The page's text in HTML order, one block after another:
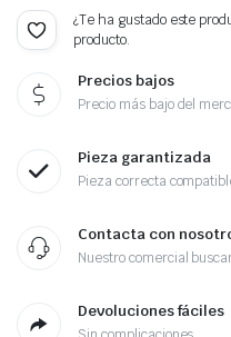
¿Te ha gustado este
producto.
Precios bajos
Precio más bajo del
Pieza garantizada
Pieza correcta
Contacta con
Nuestro comercial
Devoluciones fáciles